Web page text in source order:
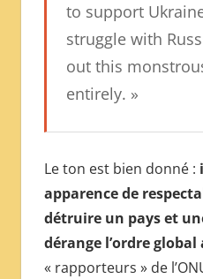
to support
struggle with
out this
entirely. »
Le ton est bien donné :
apparence de
détruire un pays et
dérange l’ordre
« rapporteurs » de